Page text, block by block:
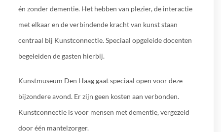
én zonder dementie. Het hebben van plezier, de interactie
met elkaar en de verbindende kracht van kunst staan
centraal bij Kunstconnectie. Speciaal opgeleide docenten
begeleiden de gasten hierbij.
Kunstmuseum Den Haag gaat speciaal open voor deze
bijzondere avond. Er zijn geen kosten aan verbonden.
Kunstconnectie is voor mensen met dementie, vergezeld
door één mantelzorger.